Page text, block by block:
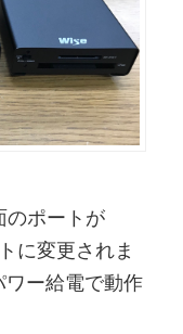
のポートが
に変更されま
ワー給電で動作